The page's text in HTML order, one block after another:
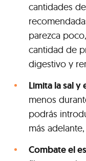
cantidades
parezca
cantidad de
digestivo y
Limita la sal y
menos
podrás
más
Combate el